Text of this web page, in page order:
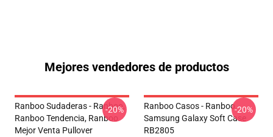
Mejores vendedores de productos
Ranboo Sudaderas - Ranboo,
Ranboo Tendencia, Ranboo
Mejor Venta Pullover
-20%
Ranboo Casos - Ranboo
Samsung Galaxy Soft Case
RB2805
-20%